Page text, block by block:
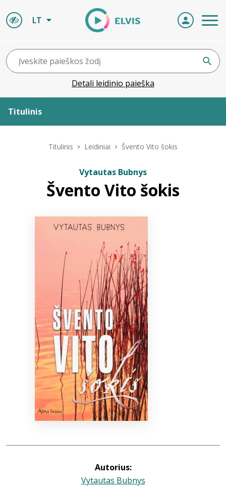
LT
Detali leidinio paieška
Titulinis
ELVIS atvyksta
Titulinis Leidiniai Švento Vito šokis
Vytautas Bubnys
Švento Vito šokis
Autorius:
Vytautas Bubnys